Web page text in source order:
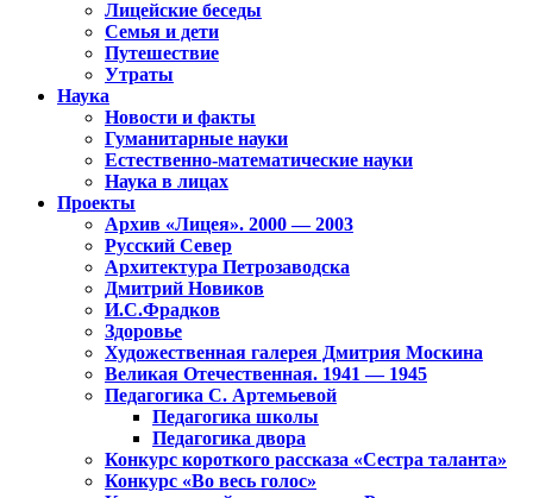
Лицейские беседы
Семья и дети
Путешествие
Утраты
Наука
Новости и факты
Гуманитарные науки
Естественно-математические науки
Наука в лицах
Проекты
Архив «Лицея». 2000 — 2003
Русский Север
Архитектура Петрозаводска
Дмитрий Новиков
И.С.Фрадков
Здоровье
Художественная галерея Дмитрия Москина
Великая Отечественная. 1941 — 1945
Педагогика С. Артемьевой
Педагогика школы
Педагогика двора
Конкурс короткого рассказа «Сестра таланта»
Конкурс «Во весь голос»